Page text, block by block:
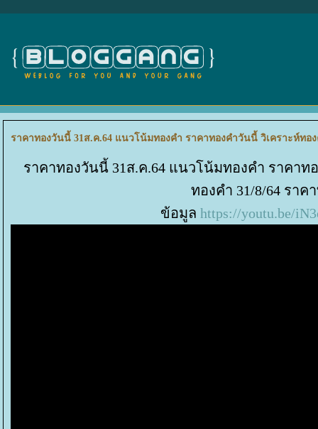
ราคาทองวันนี้ 31ส.ค.64 แนวโน้มทองคำ ราคาทองคำวันนี้ วิเคราะห์ทอง
ราคาทองวันนี้ 31ส.ค.64 แนวโน้มทองคำ ราคา
ทองคำ 31/8/64 ราค
ข้อมูล https://youtu.be/